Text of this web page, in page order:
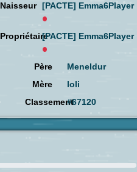
Naisseur [PACTE] Emma6Player
Propriétaire[PACTE] Emma6Player
Père
Meneldur
Mère
loli
Classement#67120